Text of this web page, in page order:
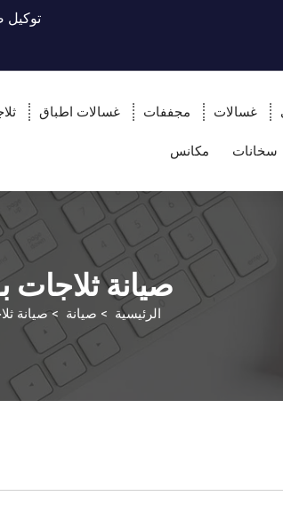
توكيل
غسالات مجففات غسالات اطباق
سخانات مكانس
صيانة ثلاجات
الرئيسية > صيانة >صيانة